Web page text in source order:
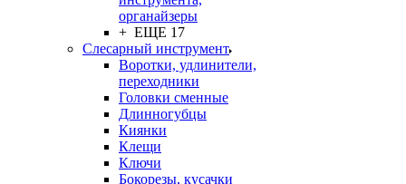
органайзеры
+ ЕЩЕ 17
Слесарный инструмент
Воротки, удлинители,
переходники
Головки сменные
Длинногубцы
Киянки
Клещи
Ключи
Бокорезы, кусачки